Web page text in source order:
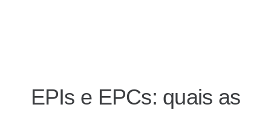
EPIs e EPCs: quais as